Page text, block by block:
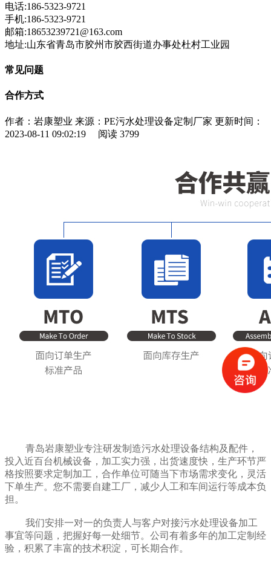
电话:186-5323-9721
手机:186-5323-9721
邮箱:18653239721@163.com
地址:山东省青岛市胶州市胶西街道办事处杜村工业园
常见问题
合作方式
作者：岩康塑业 来源：PE污水处理设备定制厂家 更新时间：
2023-08-11 09:02:19
阅读 3799
青岛岩康塑业专注研发制造污水处理设备结构及配件，
投入近百台机械设备，加工实力强， 出货速度快，生产环节严
格按照要求定制加工，合作单位可随当下市场需求变化，灵活
下单生产。您不需要自建工厂，减少人工和车间运行等成本负
担。
我们安排一对一的负责人与客户对接污水处理设备加工
事宜等问题，把握好每一处细节。 公司有着多年的加工定制经
验，积累了丰富的技术积淀，可长期合作。